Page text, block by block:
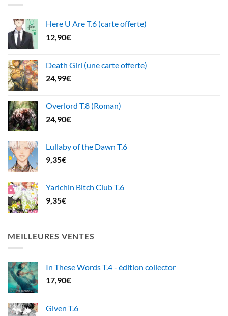
Here U Are T.6 (carte offerte)
12,90€
Death Girl (une carte offerte)
24,99€
Overlord T.8 (Roman)
24,90€
Lullaby of the Dawn T.6
9,35€
Yarichin Bitch Club T.6
9,35€
MEILLEURES VENTES
In These Words T.4 - édition collector
17,90€
Given T.6